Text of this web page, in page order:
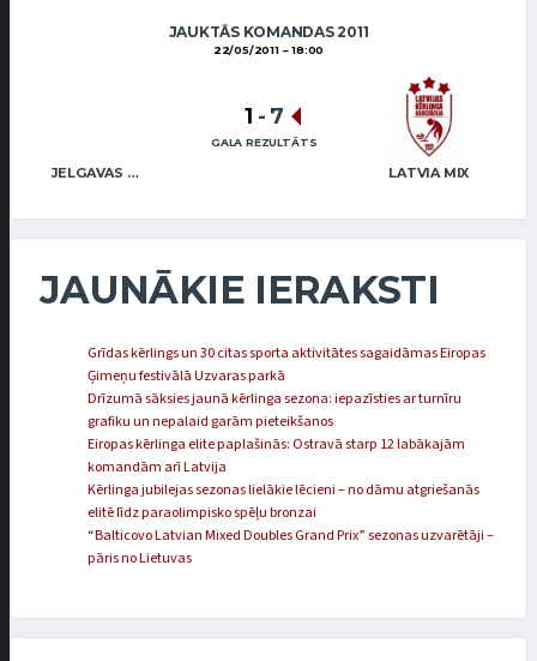
JAUKTĀS KOMANDAS 2011
22/05/2011 18:00
JELGAVAS KĒRLINGA KLUBS / SMILGA (MIX) LATVIA MIX
1 - 7
GALA REZULTĀTS
JAUNĀKIE IERAKSTI
Grīdas kērlings un 30 citas sporta aktivitātes sagaidāmas Eiropas
Ģimeņu festivālā Uzvaras parkā
Drīzumā sāksies jaunā kērlinga sezona: iepazīsties ar turnīru
grafiku un nepalaid garām pieteikšanos
Eiropas kērlinga elite paplašinās: Ostravā starp 12 labākajām
komandām arī Latvija
Kērlinga jubilejas sezonas lielākie lēcieni – no dāmu atgriešanās
elitē līdz paraolimpisko spēļu bronzai
“Balticovo Latvian Mixed Doubles Grand Prix” sezonas uzvarētāji –
pāris no Lietuvas